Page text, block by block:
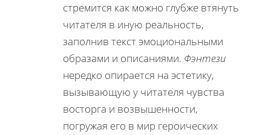
стремится как можно глубже втянуть
читателя в иную реальность,
заполнив текст эмоциональными
образами и описаниями. Фэнтези
нередко опирается на эстетику,
вызывающую у читателя чувства
восторга и возвышенности,
погружая его в мир героических